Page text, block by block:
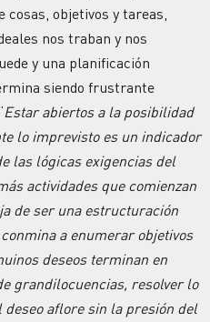
cosas, objetivos y tareas,
nos traban y nos
y una planificación
siendo frustrante
Estar abiertos a la posibilidad
lo imprevisto es un indicador
las lógicas exigencias del
actividades que comienzan
de ser una estructuración
a enumerar objetivos
deseos terminan en
grandilocuencias, resolver lo
aflore sin la presión del